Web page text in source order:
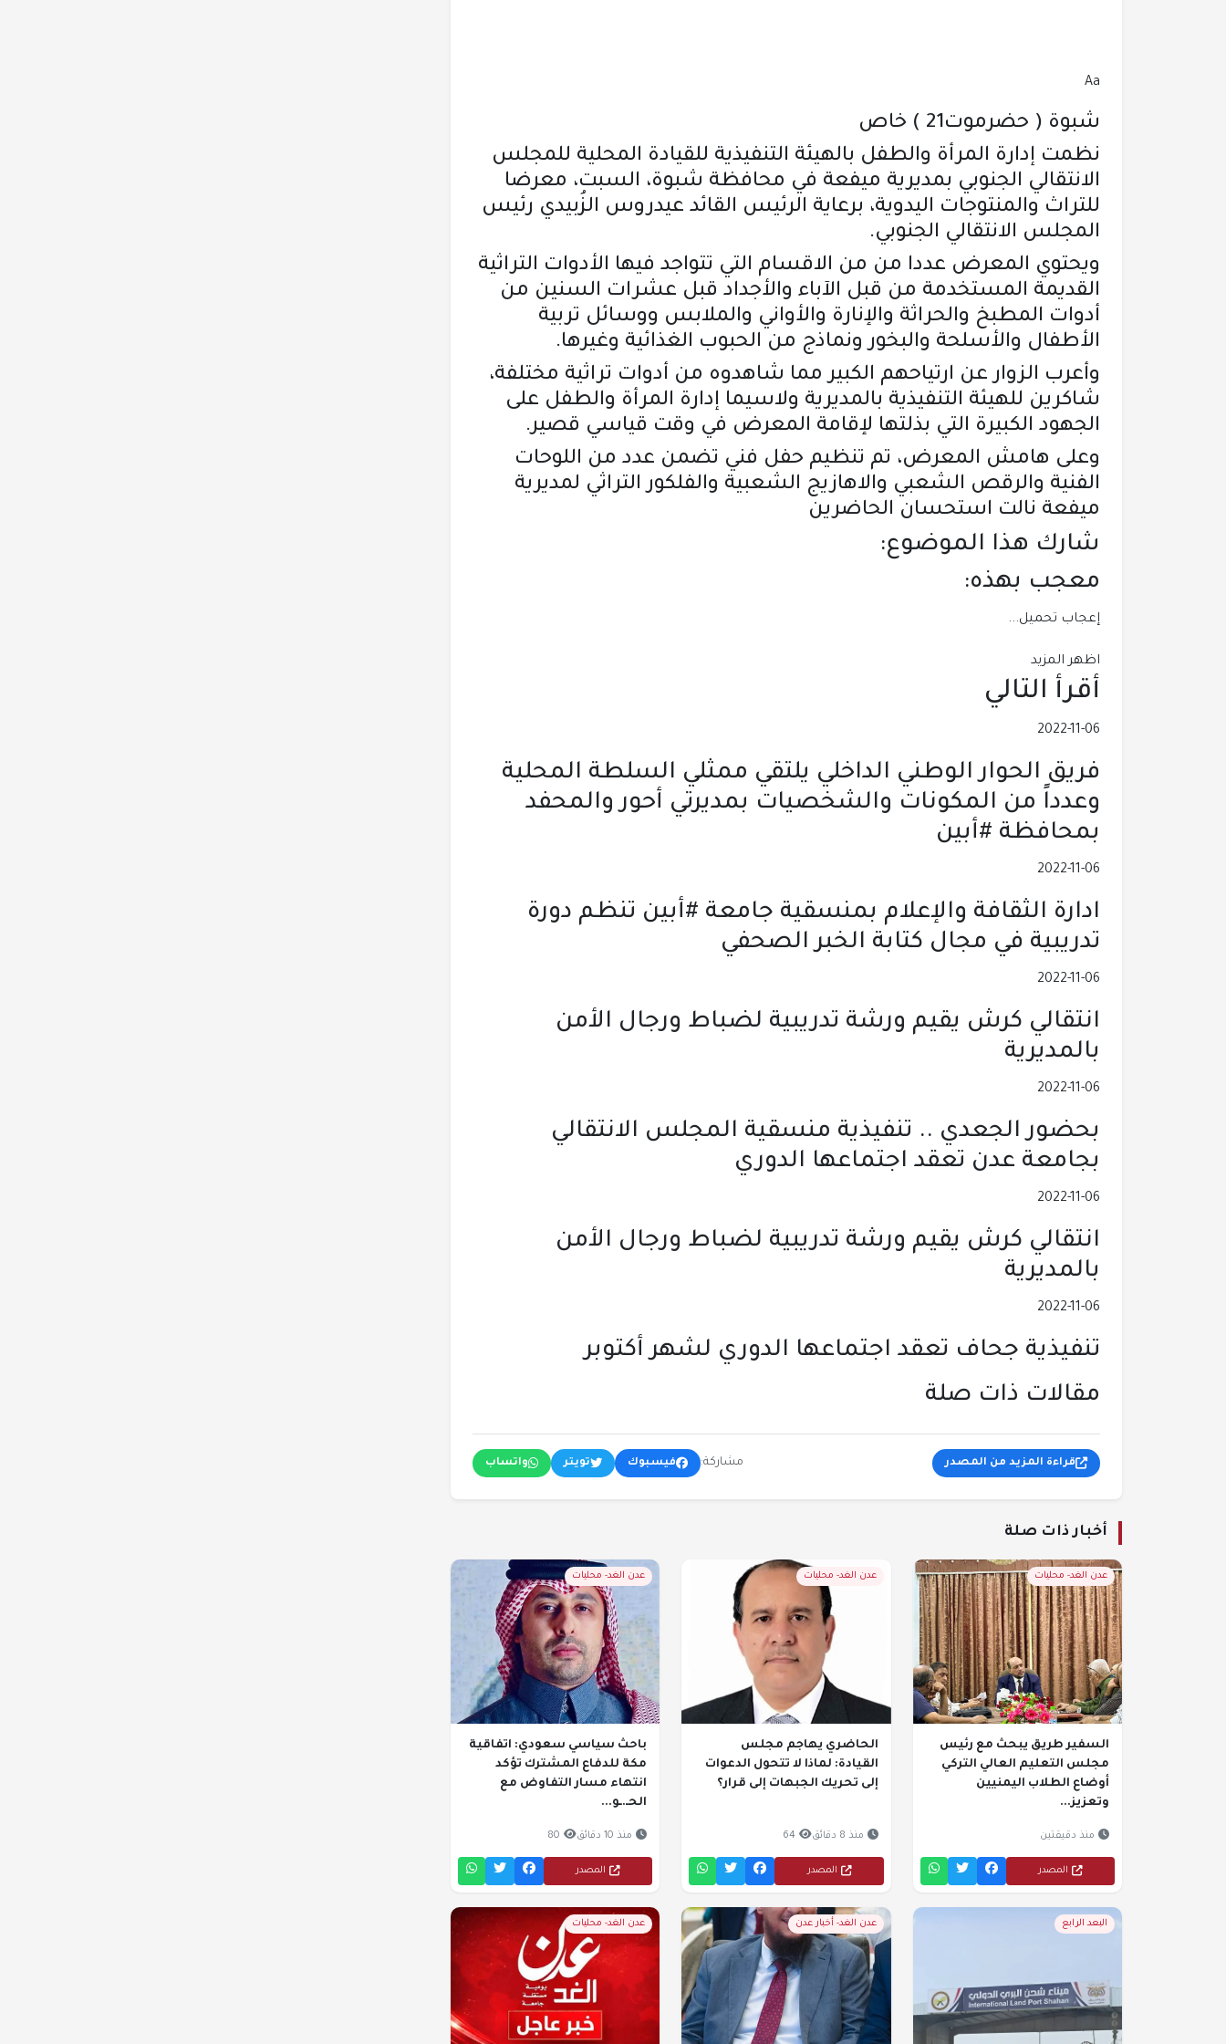
Aa
شبوة ( حضرموت21 ) خاص
نظمت إدارة المرأة والطفل بالهيئة التنفيذية للقيادة المحلية للمجلس
الانتقالي الجنوبي بمديرية ميفعة في محافظة شبوة، السبت، معرضا
للتراث والمنتوجات اليدوية، برعاية الرئيس القائد عيدروس الزُبيدي رئيس
المجلس الانتقالي الجنوبي.
ويحتوي المعرض عددا من من الاقسام التي تتواجد فيها الأدوات التراثية
القديمة المستخدمة من قبل الآباء والأجداد قبل عشرات السنين من
أدوات المطبخ والحراثة والإنارة والأواني والملابس ووسائل تربية
الأطفال والأسلحة والبخور ونماذج من الحبوب الغذائية وغيرها.
وأعرب الزوار عن ارتياحهم الكبير مما شاهدوه من أدوات تراثية مختلفة،
شاكرين للهيئة التنفيذية بالمديرية ولاسيما إدارة المرأة والطفل على
الجهود الكبيرة التي بذلتها لإقامة المعرض في وقت قياسي قصير.
وعلى هامش المعرض، تم تنظيم حفل فني تضمن عدد من اللوحات
الفنية والرقص الشعبي والاهازيج الشعبية والفلكور التراثي لمديرية
ميفعة نالت استحسان الحاضرين
شارك هذا الموضوع:
معجب بهذه:
إعجاب تحميل...
اظهر المزيد
أقرأ التالي
2022-11-06
فريق الحوار الوطني الداخلي يلتقي ممثلي السلطة المحلية
وعدداً من المكونات والشخصيات بمديرتي أحور والمحفد
بمحافظة #أبين
2022-11-06
ادارة الثقافة والإعلام بمنسقية جامعة #أبين تنظم دورة
تدريبية في مجال كتابة الخبر الصحفي
2022-11-06
انتقالي كرش يقيم ورشة تدريبية لضباط ورجال الأمن
بالمديرية
2022-11-06
بحضور الجعدي .. تنفيذية منسقية المجلس الانتقالي
بجامعة عدن تعقد اجتماعها الدوري
2022-11-06
انتقالي كرش يقيم ورشة تدريبية لضباط ورجال الأمن
بالمديرية
2022-11-06
تنفيذية جحاف تعقد اجتماعها الدوري لشهر أكتوبر
مقالات ذات صلة
قراءة المزيد من المصدر مشاركة: فيسبوك تويتر واتساب
أخبار ذات صلة
عدن الغد- محليات
السفير طريق يبحث مع رئيس
مجلس التعليم العالي التركي
أوضاع الطلاب اليمنيين
وتعزيز...
منذ دقيقتين
المصدر
عدن الغد- محليات
الحاضري يهاجم مجلس
القيادة: لماذا لا تتحول الدعوات
إلى تحريك الجبهات إلى قرار؟
منذ 8 دقائق 64
المصدر
عدن الغد- محليات
باحث سياسي سعودي: اتفاقية
مكة للدفاع المشترك تؤكد
انتهاء مسار التفاوض مع
الحـ.ـو...
منذ 10 دقائق 80
المصدر
البعد الرابع عدن الغد- أخبار عدن عدن الغد- محليات